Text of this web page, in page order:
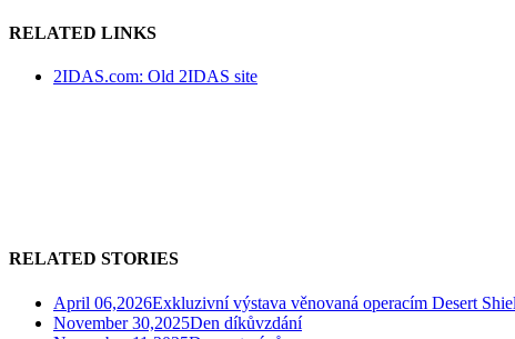
RELATED LINKS
2IDAS.com: Old 2IDAS site
RELATED STORIES
April 06,2026Exkluzivní výstava věnovaná operacím Desert
November 30,2025Den díkůvzdání